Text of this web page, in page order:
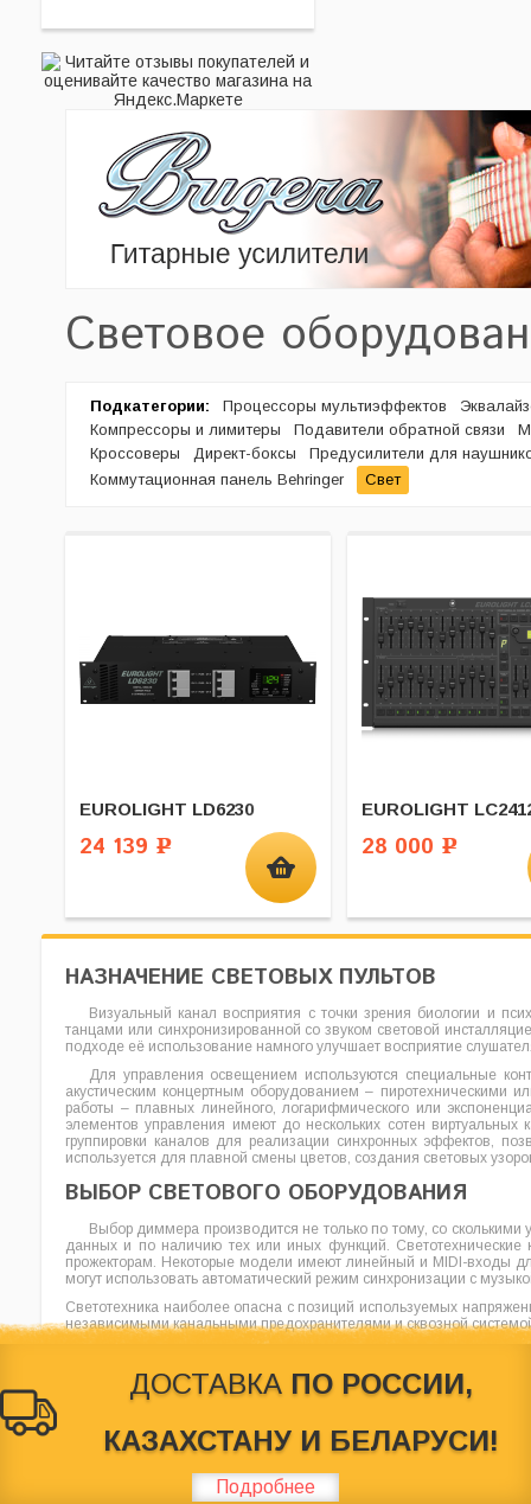
ДОСТАВКА ПО РОССИИ,
КАЗАХСТАНУ И БЕЛАРУСИ!
Подробнее
Световое
Подкатегории: Процессоры мультиэффектов
Компрессоры и лимитеры
Подавители обратной связи
Кроссоверы
Директ-боксы
Предусилители для
Коммутационная панель Behringer
Свет
EUROLIGHT LD6230
24 139 Р
EUROLIGHT
28 000 Р
НАЗНАЧЕНИЕ СВЕТОВЫХ ПУЛЬТОВ
Визуальный канал восприятия с точки зрения биологии и
танцами или синхронизированной со звуком световой
подходе её использование намного улучшает восприятие
Для управления освещением используются специальные
акустическим концертным оборудованием –
работы – плавных линейного, логарифмического или
элементов управления имеют до нескольких сотен
группировки каналов для реализации синхронных эффектов,
используется для плавной смены цветов, создания световых
ВЫБОР СВЕТОВОГО ОБОРУДОВАНИЯ
Выбор диммера производится не только по тому, со
данных и по наличию тех или иных функций. Светотехнические
прожекторам. Некоторые модели имеют линейный и MIDI-входы
могут использовать автоматический режим синхронизации с
Светотехника наиболее опасна с позиций используемых
независимыми канальными предохранителями и сквозной
© 2012-2026Behringer Россия. Магазин по продаже
характер и ни при каких условиях не является публичной